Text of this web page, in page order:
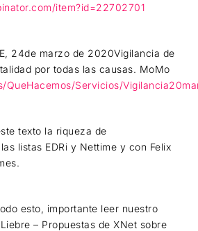
item?id=22702701
24de marzo de 2020Vigilancia de
por todas las causas. MoMo
QueHacemos/Servicios/
texto la riqueza de
listas EDRi y Nettime y con Felix
esto, importante leer nuestro
– Propuestas de XNet sobre